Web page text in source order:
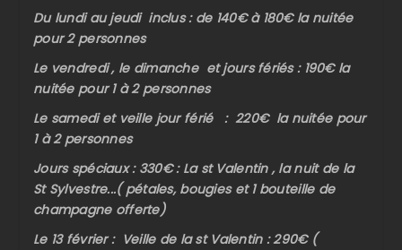
Du lundi au jeudi inclus : de 140€ à 180€ la nuitée
pour 2 personnes
Le vendredi , le dimanche et jours fériés : 190€ la
nuitée pour 1 à 2 personnes
Le samedi et veille jour férié : 220€ la nuitée pour
1 à 2 personnes
Jours spéciaux : 330€ : La st Valentin , la nuit de la
St Sylvestre...( pétales, bougies et 1 bouteille de
champagne offerte)
Le 13 février : Veille de la st Valentin : 290€ (